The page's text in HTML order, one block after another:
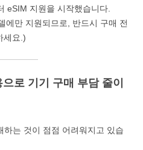
eSIM 지원을 시작했습니다.
에만 지원되므로, 반드시 구매 전
세요.)
로 기기 구매 부담 줄이
하는 것이 점점 어려워지고 있습